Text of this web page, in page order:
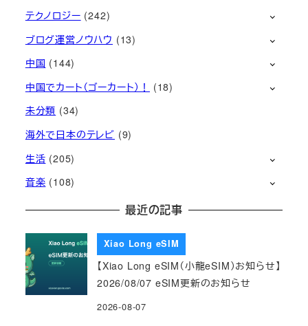
テクノロジー (242)
ブログ運営ノウハウ (13)
中国 (144)
中国でカート（ゴーカート）！
(18)
未分類 (34)
海外で日本のテレビ (9)
生活 (205)
音楽 (108)
最近の記事
Xiao Long eSIM
【Xiao Long eSIM（小龍eSIM）お知らせ】
2026/08/07 eSIM更新のお知らせ
2026-08-07